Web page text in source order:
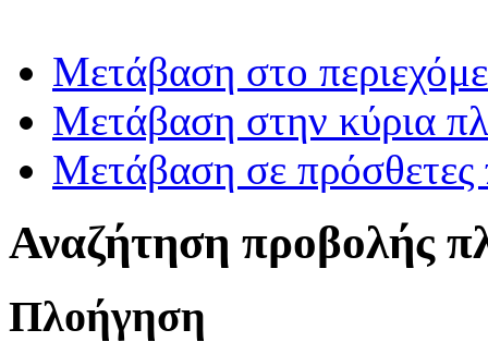
Μετάβαση στο
Μετάβαση στην κύρια
Μετάβαση σε πρόσθετες
Αναζήτηση προβολής
Πλοήγηση